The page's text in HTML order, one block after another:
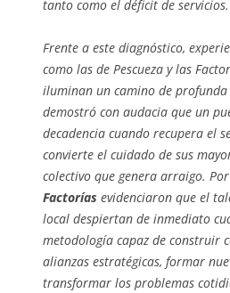
tanto como el déficit de servicios.
Frente a este diagnóstico,
como las de Pescueza y las
iluminan un camino de profunda
demostró con audacia que un
decadencia cuando recupera el
convierte el cuidado de sus
colectivo que genera arraigo.
Factorías evidenciaron que el
local despiertan de inmediato
metodología capaz de construir
alianzas estratégicas, formar
transformar los problemas